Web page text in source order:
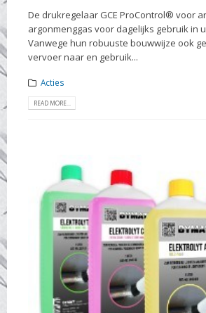
De drukregelaar GCE ProControl® voor
argonmenggas voor dagelijks gebruik in
Vanwege hun robuuste bouwwijze ook
vervoer naar en gebruik...
Acties
READ MORE...